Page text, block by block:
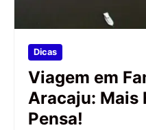
Dicas
Viagem em
Aracaju: Mais
Pensa!